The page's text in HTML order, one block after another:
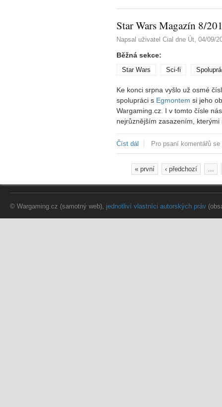
Star Wars Magazín 8/
Napsal uživatel Cial dne Út, 04/09/
Běžná sekce:
Star Wars Sci-fi
Ke konci srpna vyšlo už osmé
spolupráci s Egmontem si jeho
Wargaming.cz. I v tomto čísle
nejrůznějším zasazením,
Číst dál Star Wars Magazín 8/2012
Pro psaní komentářů se
Stránky
« první ‹ předchozí …
© Wargaming.cz (samotný web), jednotliví vlastníci autorských práv